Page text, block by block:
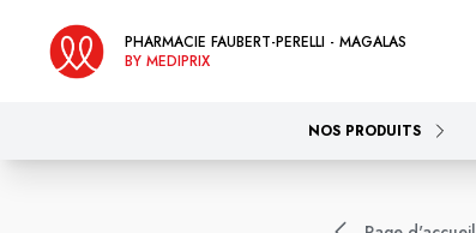
PHARMACIE FAUBERT-PERELLI - MAGALAS
BY MEDIPRIX
NOS PRODUITS